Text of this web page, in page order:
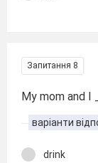
Запитання 8
My mom and I
варіанти
drink